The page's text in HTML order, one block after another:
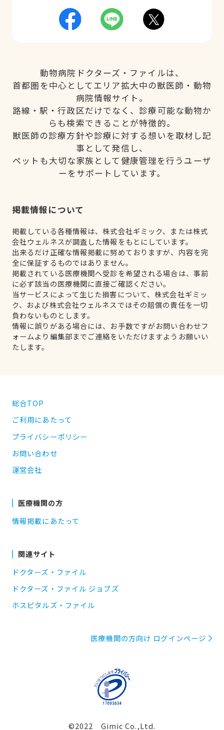
動物病院ドクターズ・ファイルは、
首都圏を中心としてエリア拡大中の獣医師・動物
病院情報サイト。
路線・駅・行政区だけでなく、診療可能な動物か
らも検索できることが特徴的。
獣医師の診療方針や診療に対する想いを取材し記
事として発信し、
ペットも大切な家族として健康管理を行うユーザ
ーをサポートしています。
掲載情報について
掲載している各種情報は、株式会社ギミック、または株式
会社ウェルネスが調査した情報をもとにしています。
出来るだけ正確な情報掲載に努めておりますが、内容を完
全に保証するものではありません。
掲載されている医療機関へ受診を希望される場合は、事前
に必ず該当の医療機関に直接ご確認ください。
当サービスによって生じた損害について、株式会社ギミッ
ク、および株式会社ウェルネスではその賠償の責任を一切
負わないものとします。
情報に誤りがある場合には、お手数ですがお問い合わせフ
ォームより編集部までご連絡をいただけますようお願いい
たします。
総合TOP
ご利用にあたって
プライバシーポリシー
お問い合わせ
運営会社
医療機関の方
情報掲載にあたって
関連サイト
ドクターズ・ファイル
ドクターズ・ファイル ジョブズ
ホスピタルズ・ファイル
医療機関の方向け ログインページ
©2022 Gimic Co.,Ltd.